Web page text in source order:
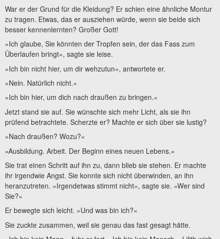
War er der Grund für die Kleidung? Er schien eine ähnliche Montur
zu tragen. Etwas, das er ausziehen würde, wenn sie beide sich
besser kennenlernten? Großer Gott!
»Ich glaube, Sie könnten der Tropfen sein, der das Fass zum
Überlaufen bringt«, sagte sie leise.
»Ich bin nicht hier, um dir wehzutun«, antwortete er.
»Nein. Natürlich nicht.«
»Ich bin hier, um dich nach draußen zu bringen.«
Jetzt stand sie auf. Sie wünschte sich mehr Licht, als sie ihn
prüfend betrachtete. Scherzte er? Machte er sich über sie lustig?
»Nach draußen? Wozu?«
»Ausbildung. Arbeit. Der Beginn eines neuen Lebens.«
Sie trat einen Schritt auf ihn zu, dann blieb sie stehen. Er machte
ihr irgendwie Angst. Sie konnte sich nicht überwinden, an ihn
heranzutreten. »Irgendetwas stimmt nicht«, sagte sie. »Wer sind
Sie?«
Er bewegte sich leicht. »Und was bin ich?«
Sie zuckte zusammen, weil sie genau das fast gesagt hätte.